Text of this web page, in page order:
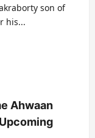
son of
his...
Ahwaan